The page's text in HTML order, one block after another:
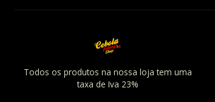
Todos os produtos na nossa loja tem uma
taxa de Iva 23%